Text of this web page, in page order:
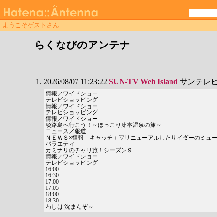
ようこそゲストさん
らくなびのアンテナ
2026/08/07 11:23:22 SUN-TV Web Island サンテレ
情報／ワイドショー
テレビショッピング
情報／ワイドショー
テレビショッピング
情報／ワイドショー
淡路島へ行こう！～ほっこり洲本温泉の旅～
ニュース／報道
ＮＥＷＳ×情報 キャッチ＋▽リニューアルしたサイダーのミュ
バラエティ
カミナリのチャリ旅！シーズン９
情報／ワイドショー
テレビショッピング
16:00
16:30
17:00
17:05
18:00
18:30
わしは 沈まんぞ～